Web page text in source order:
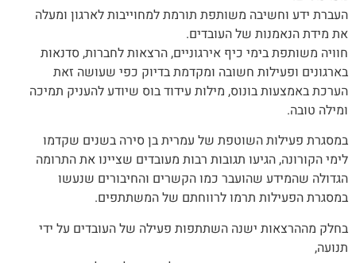
העברת ידע וחשיבה משותפת תורמת למחוייבות לארגון ומעלה
את מידת הנאמנות של העובדים.
חוויה משותפת בימי כיף אירגוניים, הרצאות לחברות, סדנאות
בארגונים ופעילות חשובה ומקדמת בדיוק כפי שעושה זאת
הערכת באמצעות בונוס, מילות עידוד בוס שיודע להעניק תמיכה
ומילה טובה.
במסגרת פעילות השוטפת של עמרית בן סירה בשנים שקדמו
לימי הקורונה, הגיעו תגובות רבות מעובדים שציינו את התרומה
הגדולה שהמידע שהועבר כמו הקשרים והחיבורים שנעשו
במסגרת הפעילות תרמו לרווחתם של המשתתפים.
בחלק מההרצאות ישנה השתתפות פעילה של העובדים על ידי
תנועה,